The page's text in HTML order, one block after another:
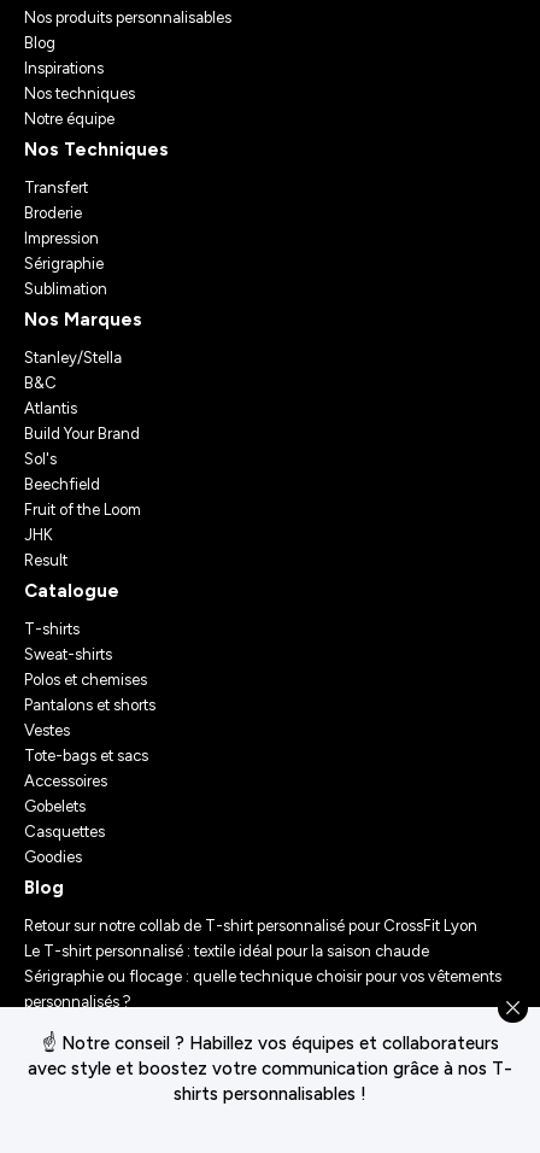
☝️ Notre conseil ? Habillez vos équipes et collaborateurs
avec style et boostez votre communication grâce à nos T-
shirts personnalisables !
Nos produits personnalisables
Blog
Inspirations
Nos techniques
Notre équipe
Nos Techniques
Transfert
Broderie
Impression
Sérigraphie
Sublimation
Nos Marques
Stanley/Stella
B&C
Atlantis
Build Your Brand
Sol's
Beechfield
Fruit of the Loom
JHK
Result
Catalogue
T-shirts
Sweat-shirts
Polos et chemises
Pantalons et shorts
Vestes
Tote-bags et sacs
Accessoires
Gobelets
Casquettes
Goodies
Blog
Retour sur notre collab de T-shirt personnalisé pour CrossFit Lyon
Le T-shirt personnalisé : textile idéal pour la saison chaude
Sérigraphie ou flocage : quelle technique choisir pour vos vêtements
personnalisés ?
Le Festival Chasseur d’Orage : Un Merch Sur-Mesure pour un
Événement Unique